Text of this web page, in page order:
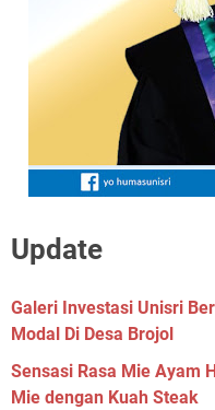
Update
Galeri Investasi Unisri
Modal Di Desa Brojol
Sensasi Rasa Mie Ayam
Mie dengan Kuah Steak